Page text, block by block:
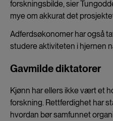
forskningsbilde, sier
mye om akkurat det
Adferdsøkonomer har også
studere aktiviteten i hjernen
Gavmilde diktatorer
Kjønn har ellers ikke vært et
forskning. Rettferdighet har
hvordan bør samfunnet